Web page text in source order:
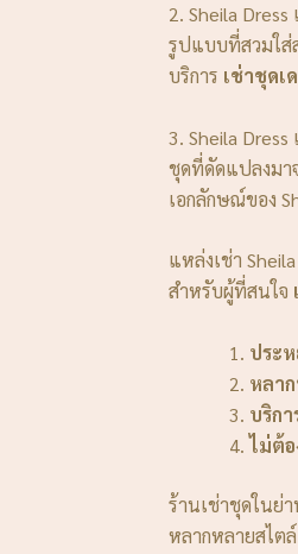
2. Sheila Dress
รูปแบบที่สวมใส่
บริการ เช่าชุดเ
3. Sheila Dress
ชุดที่ดัดแปลงมา
เอกลักษณ์ของ
แหล่งเช่า
สำหรับผู้ที่สนใจ
ประ
หลา
บริกา
ไม่ต้อ
ร้านเช่าชุดในย่
หลากหลายสไต